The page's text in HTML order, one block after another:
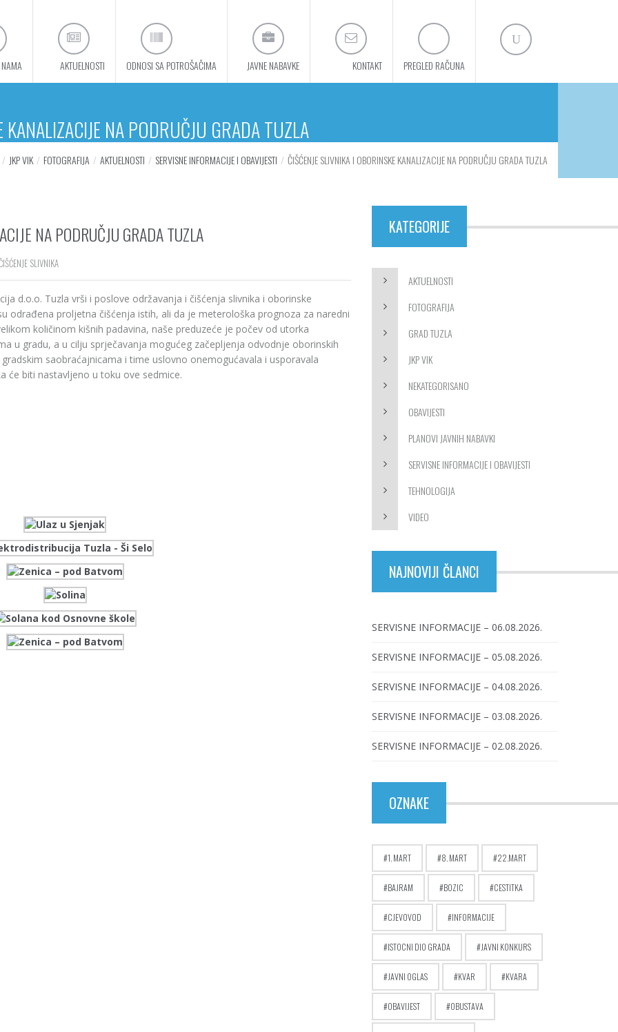
AKTUELNOSTI ODNOSI SA POTROŠAČIMA JAVNE NABAVKE KONTAKT PREGLED RAČUNA
NA PODRUČJU GRADA TUZLA
JKP VIK FOTOGRAFIJA AKTUELNOSTI SERVISNE INFORMACIJE I OBAVIJESTI ČIŠĆENJE SLIVNIKA I OBORINSKE KANALIZACIJE NA PODRUČJU GRADA TUZLA
NA PODRUČJU GRADA TUZLA
SLIVNIKA
d.o.o. Tuzla vrši i poslove održavanja i čišćenja slivnika i oborinske
odrađena proljetna čišćenja istih, ali da je meterološka prognoza za naredni
količinom kišnih padavina, naše preduzeće je počev od utorka
u gradu, a u cilju sprječavanja mogućeg začepljenja odvodnje oborinskih
saobraćajnicama i time uslovno onemogućavala i usporavala
će biti nastavljeno u toku ove sedmice.
KATEGORIJE
AKTUELNOSTI
FOTOGRAFIJA
GRAD TUZLA
JKP VIK
NEKATEGORISANO
OBAVIJESTI
PLANOVI JAVNIH NABAVKI
SERVISNE INFORMACIJE I OBAVIJESTI
TEHNOLOGIJA
VIDEO
NAJNOVIJI ČLANCI
SERVISNE INFORMACIJE – 06.08.2026.
SERVISNE INFORMACIJE – 05.08.2026.
SERVISNE INFORMACIJE – 04.08.2026.
SERVISNE INFORMACIJE – 03.08.2026.
SERVISNE INFORMACIJE – 02.08.2026.
OZNAKE
1. MART 8. MART 22.MART
BAJRAM BOZIC CESTITKA
CJEVOVOD INFORMACIJE
ISTOCNI DIO GRADA JAVNI KONKURS
JAVNI OGLAS KVAR KVARA
OBAVIJEST OBUSTAVA